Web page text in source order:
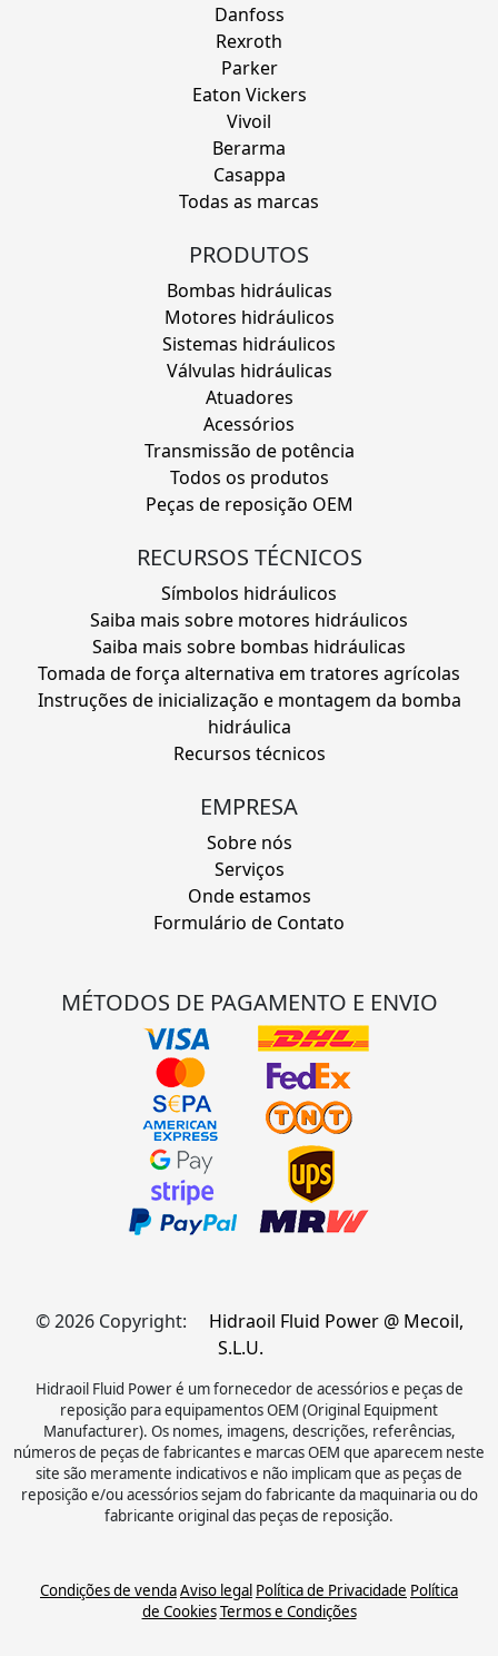
Danfoss
Rexroth
Parker
Eaton Vickers
Vivoil
Berarma
Casappa
Todas as marcas
PRODUTOS
Bombas hidráulicas
Motores hidráulicos
Sistemas hidráulicos
Válvulas hidráulicas
Atuadores
Acessórios
Transmissão de potência
Todos os produtos
Peças de reposição OEM
RECURSOS TÉCNICOS
Símbolos hidráulicos
Saiba mais sobre motores hidráulicos
Saiba mais sobre bombas hidráulicas
Tomada de força alternativa em tratores agrícolas
Instruções de inicialização e montagem da bomba
hidráulica
Recursos técnicos
EMPRESA
Sobre nós
Serviços
Onde estamos
Formulário de Contato
MÉTODOS DE PAGAMENTO E ENVIO
© 2026 Copyright:
Hidraoil Fluid Power @ Mecoil,
S.L.U.
Hidraoil Fluid Power é um fornecedor de acessórios e peças de
reposição para equipamentos OEM (Original Equipment
Manufacturer). Os nomes, imagens, descrições, referências,
números de peças de fabricantes e marcas OEM que aparecem neste
site são meramente indicativos e não implicam que as peças de
reposição e/ou acessórios sejam do fabricante da maquinaria ou do
fabricante original das peças de reposição.
Condições de vendaAviso legal Política de Privacidade Política
de CookiesTermos e Condições